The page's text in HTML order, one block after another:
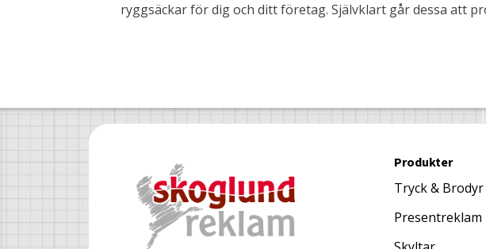
ryggsäckar för dig och ditt företag. Självklart går dessa att
Produkter
Tryck & Brodyr
Presentreklam